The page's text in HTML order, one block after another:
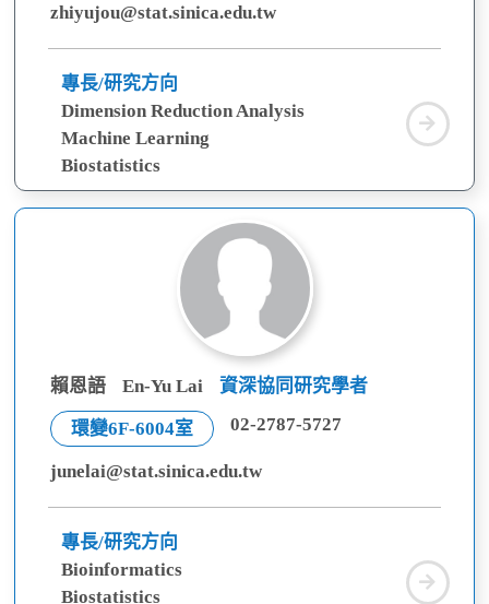
zhiyujou@stat.sinica.edu.tw
專長/研究方向
Dimension Reduction Analysis
Machine Learning
Biostatistics
周
芷
賴恩語 En-Yu Lai 資深協同研究學者
環變6F-6004室 02-2787-5727
junelai@stat.sinica.edu.tw
專長/研究方向
Bioinformatics
Biostatistics
賴